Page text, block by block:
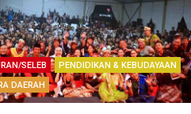
SELEB
PENDIDIKAN & KEBUDAYAAN
DAERAH